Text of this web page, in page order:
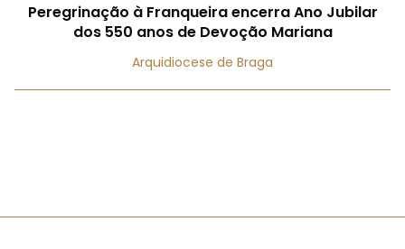
Peregrinação à Franqueira encerra Ano Jubilar
dos 550 anos de Devoção Mariana
Arquidiocese de Braga